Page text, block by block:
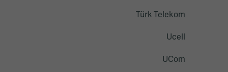
Türk Telekom
Ucell
UCom